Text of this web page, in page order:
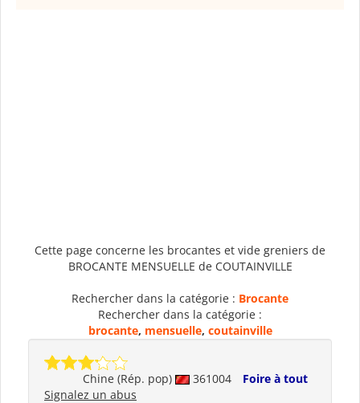
Cette page concerne les brocantes et vide greniers de
BROCANTE MENSUELLE de COUTAINVILLE
Rechercher dans la catégorie : Brocante
Rechercher dans la catégorie :
brocante, mensuelle, coutainville
Chine (Rép. pop) 361004
Foire à tout
Signalez un abus